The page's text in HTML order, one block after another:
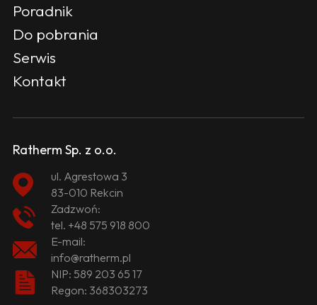
Poradnik
Do pobrania
Serwis
Kontakt
Ratherm Sp. z o.o.
ul. Agrestowa 3
83-010 Rekcin
Zadzwoń:
tel. +48 575 918 800
E-mail:
info@ratherm.pl
NIP: 589 203 65 17
Regon: 368303273